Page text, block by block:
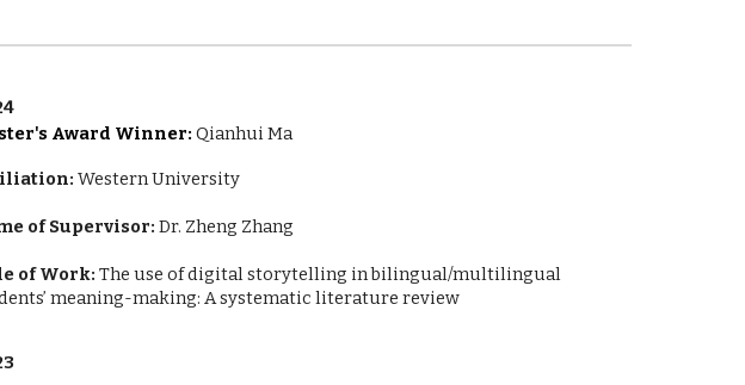
Award Winner: Qianhui Ma
Western University
of Supervisor: Dr. Zheng Zhang
of Work: The use of digital storytelling in bilingual/multilingual
meaning-making: Asystematic literature review